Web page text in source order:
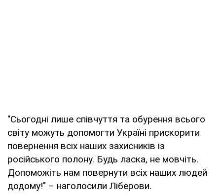
"Сьогодні лише співчуття та обурення всього
світу можуть допомогти Україні прискорити
повернення всіх наших захисників із
російського полону. Будь ласка, не мовчіть.
Допоможіть нам повернути всіх наших людей
додому!" – наголосили Ліберови.